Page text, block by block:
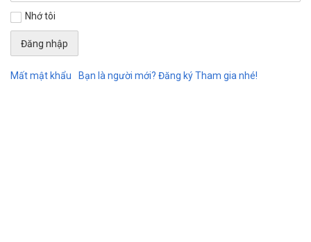
Nhớ tôi
Mất mật khẩu Bạn là người mới? Đăng ký Tham gia nhé!